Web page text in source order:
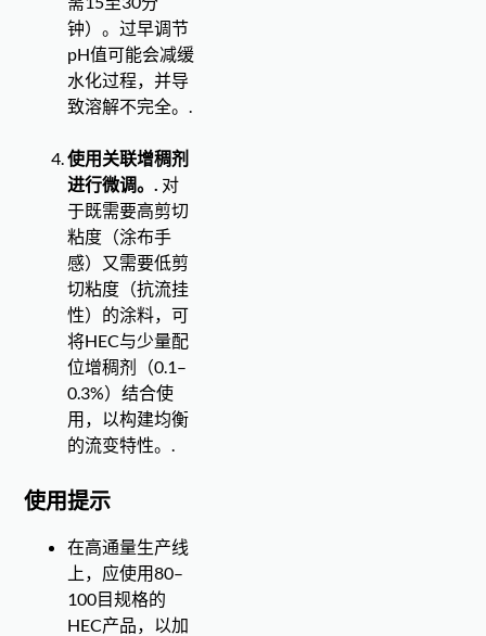
钟）。过早调节
pH值可能会减缓
水化过程，并导
致溶解不完全。.
使用关联增稠剂
进行微调。. 对
于既需要高剪切
粘度（涂布手
感）又需要低剪
切粘度（抗流挂
性）的涂料，可
将HEC与少量配
位增稠剂（0.1–
0.3%）结合使
用，以构建均衡
的流变特性。.
使用提示
在高通量生产线
上，应使用80–
100目规格的
HEC产品，以加